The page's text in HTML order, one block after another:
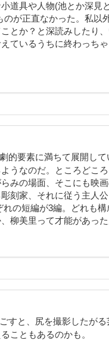
道具や人物(池とか深見
が正直なかった。私以
とか？と深読みしたり
ているうちに終わっち
的要素に満ちて展開して
うなのだ。ところどこ
みの場面、そこにも映
刻家、それに従う主人
の短編が3編。どれも
柳美里って才能があった
すと、尻を撮影したが
こともあるのかも。